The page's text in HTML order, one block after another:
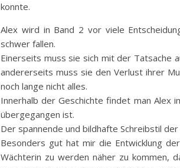
konnte.
Alex wird in Band 2 vor viele
schwer fallen.
Einerseits muss sie sich mit der Tatsache
andererseits muss sie den Verlust ihrer
noch lange nicht alles.
Innerhalb der Geschichte findet man Alex
übergegangen ist.
Der spannende und bildhafte Schreibstil
Besonders gut hat mir die Entwicklung
Wächterin zu werden näher zu kommen,